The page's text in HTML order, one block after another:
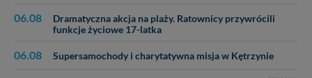
06.08
Dramatyczna akcja na plaży. Ratownicy przywrócili
funkcje życiowe 17-latka
06.08 Supersamochody i charytatywna misja w Kętrzynie